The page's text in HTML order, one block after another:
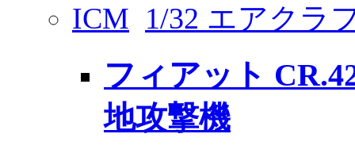
ICM 1/32 エアクラ
フィアット
地攻撃機